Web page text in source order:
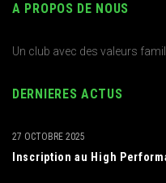
A PROPOS DE NOUS
Un club avec des valeurs
DERNIERES ACTUS
Inscription au High
27 OCTOBRE 2025